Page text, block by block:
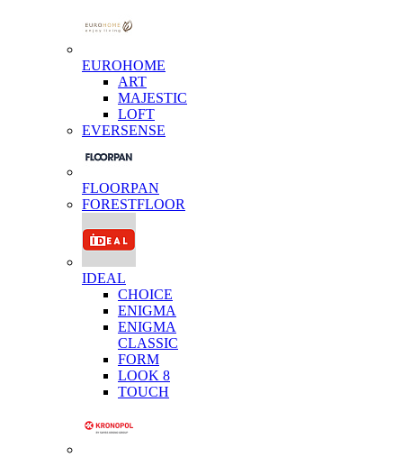
EUROHOME
ART
MAJESTIC
LOFT
EVERSENSE
FLOORPAN
FORESTFLOOR
IDEAL
CHOICE
ENIGMA
ENIGMA
CLASSIC
FORM
LOOK 8
TOUCH